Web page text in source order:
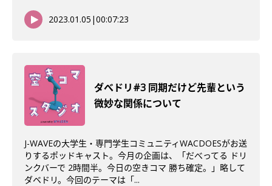
2023.01.05 |00:07:23
ダべドリ#3 同期だけど先輩という
微妙な関係について
J-WAVEの大学生・専門学生コミュニティWACDOESがお送
りするポッドキャスト。今月の企画は、「だべってる ドリ
ンクバーで 2時間半。今日の空きコマ 勝ち確定。」略して
ダベドリ。今回のテーマは「...